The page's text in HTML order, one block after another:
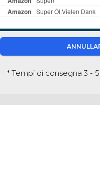
* Tempi di consegna 3 -